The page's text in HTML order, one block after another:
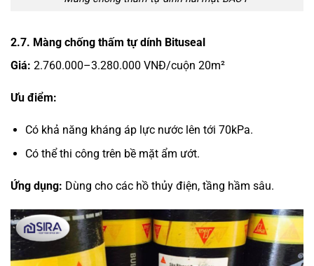
2.7. Màng chống thấm tự dính Bituseal
Giá: 2.760.000–3.280.000 VNĐ/cuộn 20m²
Ưu điểm:
Có khả năng kháng áp lực nước lên tới 70kPa.
Có thể thi công trên bề mặt ẩm ướt.
Ứng dụng: Dùng cho các hồ thủy điện, tầng hầm sâu.